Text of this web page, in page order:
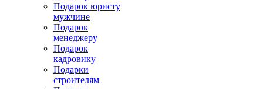
Подарок юристу
мужчине
Подарок
менеджеру
Подарок
кадровику
Подарки
строителям